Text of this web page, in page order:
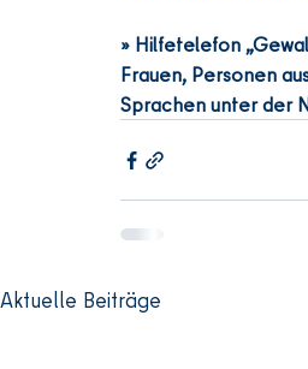
» Hilfetelefon
Frauen, Personen
Sprachen unter der
Aktuelle Beiträge